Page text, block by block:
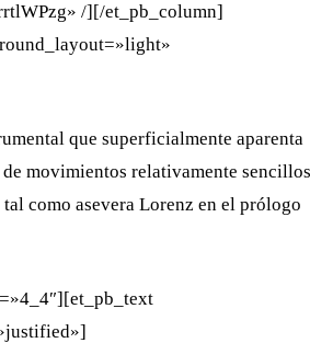
/][/et_pb_column]
que superficialmente aparenta
movimientos relativamente sencillos
como asevera Lorenz en el prólogo